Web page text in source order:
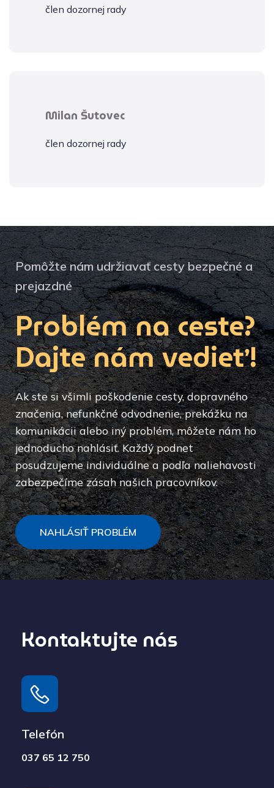
člen dozornej rady
Milan Šutovec
člen dozornej rady
Pomôžte nám udržiavať cesty bezpečné a
prejazdné
Problém na ceste?
Dajte nám vedieť!
Ak ste si všimli poškodenie cesty, dopravného
značenia, nefunkčné odvodnenie, prekážku na
komunikácii alebo iný problém, môžete nám ho
jednoducho nahlásiť. Každý podnet
posudzujeme individuálne a podľa naliehavosti
zabezpečíme zásah našich pracovníkov.
NAHLÁSIŤ PROBLÉM
Kontaktujte nás
Telefón
037 65 12 750